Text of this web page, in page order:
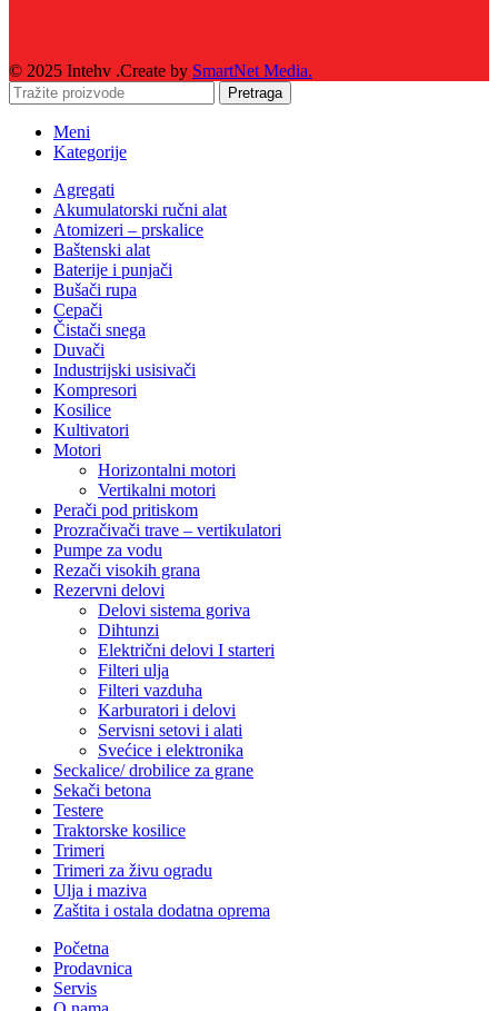
© 2025 Intehv .Create by SmartNet Media.
Pretraga
Meni
Kategorije
Agregati
Akumulatorski ručni alat
Atomizeri – prskalice
Baštenski alat
Baterije i punjači
Bušači rupa
Cepači
Čistači snega
Duvači
Industrijski usisivači
Kompresori
Kosilice
Kultivatori
Motori
Horizontalni motori
Vertikalni motori
Perači pod pritiskom
Prozračivači trave – vertikulatori
Pumpe za vodu
Rezači visokih grana
Rezervni delovi
Delovi sistema goriva
Dihtunzi
Električni delovi I starteri
Filteri ulja
Filteri vazduha
Karburatori i delovi
Servisni setovi i alati
Svećice i elektronika
Seckalice/ drobilice za grane
Sekači betona
Testere
Traktorske kosilice
Trimeri
Trimeri za živu ogradu
Ulja i maziva
Zaštita i ostala dodatna oprema
Početna
Prodavnica
Servis